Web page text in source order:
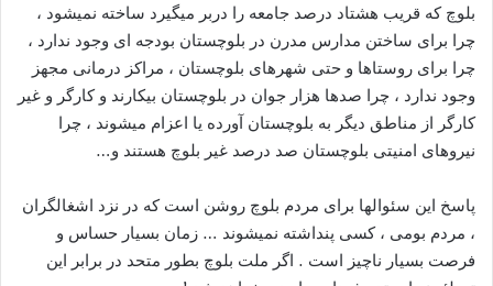
بلوچ که قریب هشتاد درصد جامعه را دربر میگیرد ساخته نمیشود ،
چرا برای ساختن مدارس مدرن در بلوچستان بودجه ای وجود ندارد ،
چرا برای روستاها و حتی شهرهای بلوچستان ، مراکز درمانی مجهز
وجود ندارد ، چرا صدها هزار جوان در بلوچستان بیکارند و کارگر و غیر
کارگر از مناطق دیگر به بلوچستان آورده یا اعزام میشوند ، چرا
نیروهای امنیتی بلوچستان صد درصد غیر بلوچ هستند و…
پاسخ این سئوالها برای مردم بلوچ روشن است که در نزد اشغالگران
، مردم بومی ، کسی پنداشته نمیشوند … زمان بسیار حساس و
فرصت بسیار ناچیز است . اگر ملت بلوچ بطور متحد در برابر این